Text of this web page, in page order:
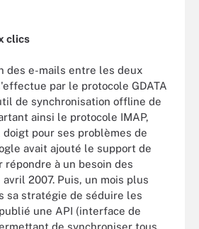
clics
des e-mails entre les deux
par le protocole GDATA
de synchronisation offline de
ainsi le protocole IMAP,
pour ses problèmes de
avait ajouté le support de
répondre à un besoin des
2007. Puis, un mois plus
sa stratégie de séduire les
une API (interface de
de synchroniser tous